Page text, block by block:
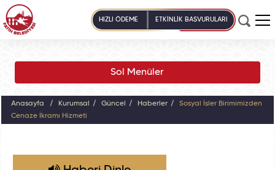
HIZLI ÖDEME ETKİNLİK BAŞVURULARI
Sol Menüler
Anasayfa Kurumsal Güncel Haberler
Sosyal İşler Birimimizden
Cenaze İkramı Hizmeti